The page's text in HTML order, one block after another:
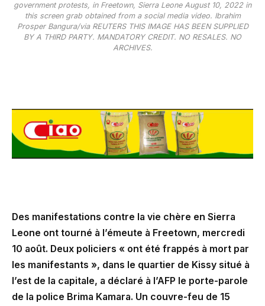
government protests, in Freetown, Sierra Leone August 10, 2022 in
this screen grab obtained from a social media video. Ibrahim
Prosper Bangura/via REUTERS THIS IMAGE HAS BEEN SUPPLIED
BY A THIRD PARTY. MANDATORY CREDIT. NO RESALES. NO
ARCHIVES.
Des manifestations contre la vie chère en Sierra
Leone ont tourné à l’émeute à Freetown, mercredi
10 août. Deux policiers « ont été frappés à mort par
les manifestants », dans le quartier de Kissy situé à
l’est de la capitale, a déclaré à l’AFP le porte-parole
de la police Brima Kamara. Un couvre-feu de 15